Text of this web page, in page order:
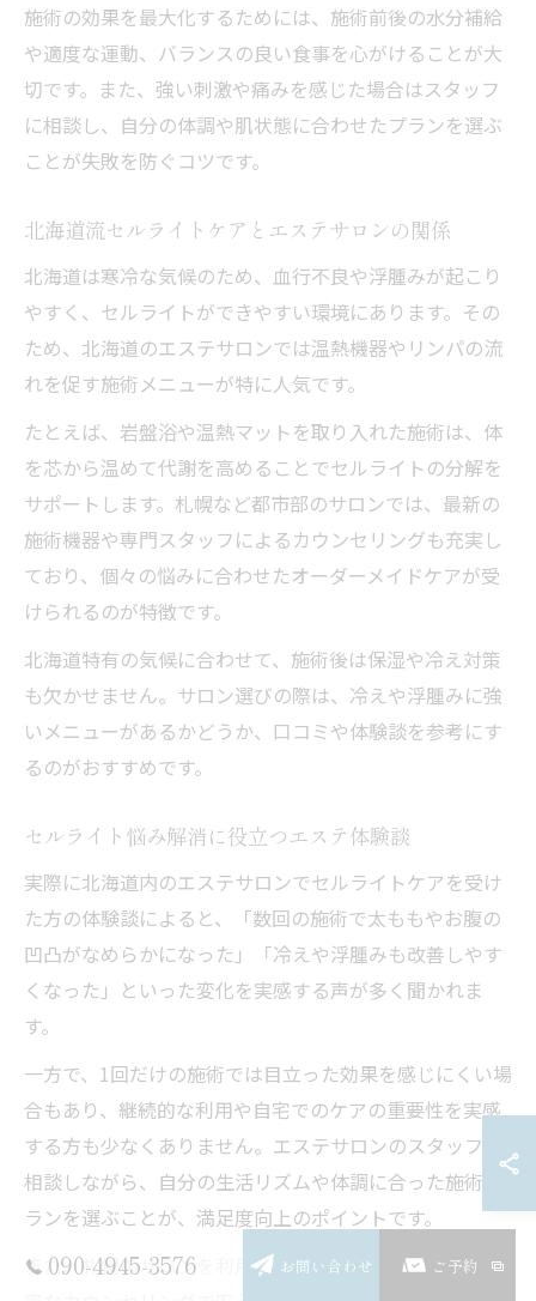
施術の効果を最大化するためには、施術前後の水分補給
や適度な運動、バランスの良い食事を心がけることが大
切です。また、強い刺激や痛みを感じた場合はスタッフ
に相談し、自分の体調や肌状態に合わせたプランを選ぶ
ことが失敗を防ぐコツです。
北海道流セルライトケアとエステサロンの関係
北海道は寒冷な気候のため、血行不良や浮腫みが起こり
やすく、セルライトができやすい環境にあります。その
ため、北海道のエステサロンでは温熱機器やリンパの流
れを促す施術メニューが特に人気です。
たとえば、岩盤浴や温熱マットを取り入れた施術は、体
を芯から温めて代謝を高めることでセルライトの分解を
サポートします。札幌など都市部のサロンでは、最新の
施術機器や専門スタッフによるカウンセリングも充実し
ており、個々の悩みに合わせたオーダーメイドケアが受
けられるのが特徴です。
北海道特有の気候に合わせて、施術後は保湿や冷え対策
も欠かせません。サロン選びの際は、冷えや浮腫みに強
いメニューがあるかどうか、口コミや体験談を参考にす
るのがおすすめです。
セルライト悩み解消に役立つエステ体験談
実際に北海道内のエステサロンでセルライトケアを受け
た方の体験談によると、「数回の施術で太ももやお腹の
凹凸がなめらかになった」「冷えや浮腫みも改善しやす
くなった」といった変化を実感する声が多く聞かれま
す。
一方で、1回だけの施術では目立った効果を感じにくい場
合もあり、継続的な利用や自宅でのケアの重要性を実感
する方も少なくありません。エステサロンのスタッフと
相談しながら、自分の生活リズムや体調に合った施術プ
ランを選ぶことが、満足度向上のポイントです。
また、札幌のサロンを利用した方からは「スタッフの丁
090-4945-3576 お問い合わせ ご予約